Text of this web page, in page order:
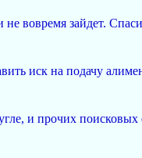
не вовремя зайдет.
иск на подачу
и прочих поисковых